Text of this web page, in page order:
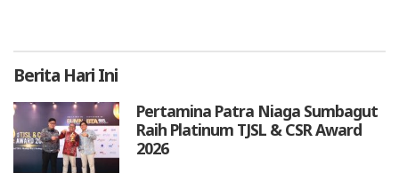
Berita Hari Ini
Pertamina Patra Niaga Sumbagut
Raih Platinum TJSL & CSR Award
2026